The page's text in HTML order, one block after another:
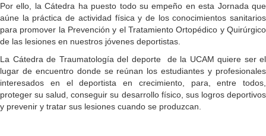
Por ello, la Cátedra ha puesto todo su empeño en esta Jornada que
aúne la práctica de actividad física y de los conocimientos sanitarios
para promover la Prevención y el Tratamiento Ortopédico y Quirúrgico
de las lesiones en nuestros jóvenes deportistas.
La Cátedra de Traumatología del deporte de la UCAM quiere ser el
lugar de encuentro donde se reúnan los estudiantes y profesionales
interesados en el deportista en crecimiento, para, entre todos,
proteger su salud, conseguir su desarrollo físico, sus logros deportivos
y prevenir y tratar sus lesiones cuando se produzcan.